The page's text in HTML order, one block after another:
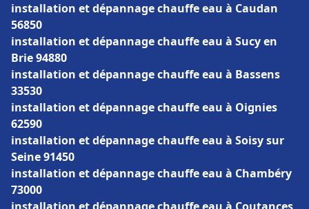
installation et dépannage chauffe eau à Caudan
56850
installation et dépannage chauffe eau à Sucy en
Brie 94880
installation et dépannage chauffe eau à Bassens
33530
installation et dépannage chauffe eau à Oignies
62590
installation et dépannage chauffe eau à Soisy sur
Seine 91450
installation et dépannage chauffe eau à Chambéry
73000